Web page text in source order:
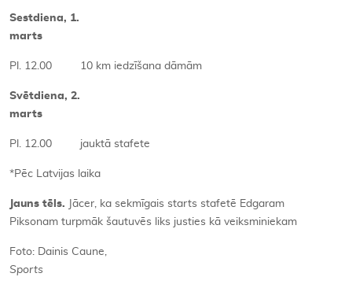
Sestdiena, 1.
marts
Pl. 12.00 10 km iedzīšana dāmām
Svētdiena, 2.
marts
Pl. 12.00 jauktā stafete
*Pēc Latvijas laika
Jauns tēls. Jācer, ka sekmīgais starts stafetē Edgaram
Piksonam turpmāk šautuvēs liks justies kā veiksminiekam
Foto: Dainis Caune,
Sports